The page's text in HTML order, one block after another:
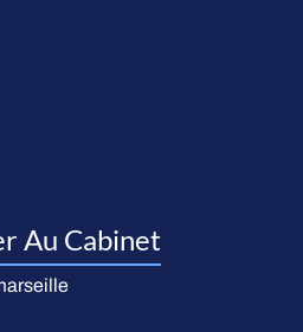
Au Cabinet